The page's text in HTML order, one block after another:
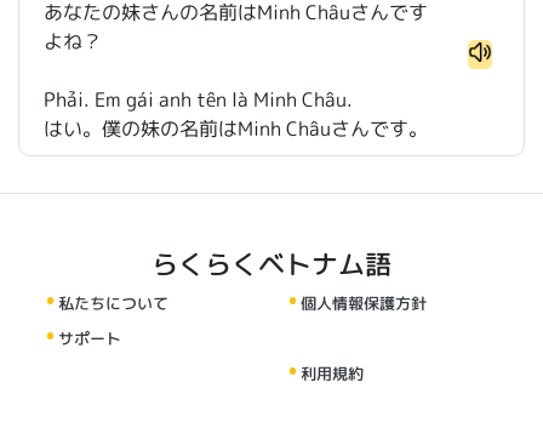
あなたの妹さんの名前はMinh Châuさんです
よね？
Phải. Em gái anh tên là Minh Châu.
はい。僕の妹の名前はMinh Châuさんです。
らくらくベトナム語
私たちについて
サポート
個人情報保護方針
利用規約